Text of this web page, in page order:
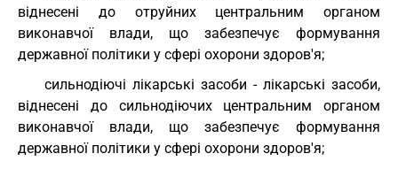
віднесені до отруйних центральним органом
виконавчої влади, що забезпечує формування
державної політики у сфері охорони здоров'я;
сильнодіючі лікарські засоби - лікарські засоби,
віднесені до сильнодіючих центральним органом
виконавчої влади, що забезпечує формування
державної політики у сфері охорони здоров'я;